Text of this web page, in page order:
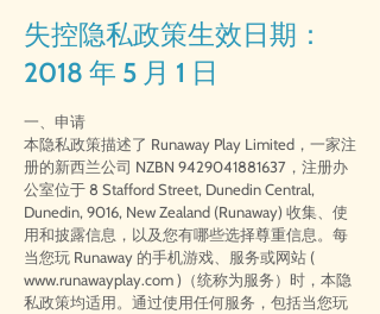
失控隐私政策生效日期：
2018 年 5 月 1 日
一、申请
本隐私政策描述了 Runaway Play Limited，一家注
册的新西兰公司 NZBN 9429041881637 ，注册办
公室位于 8 Stafford Street, Dunedin Central,
Dunedin, 9016, New Zealand (Runaway) 收集、使
用和披露信息，以及您有哪些选择尊重信息。每
当您玩 Runaway 的手机游戏、服务或网站 (
www.runawayplay.com)（统称为服务）时，本隐
私政策均适用。通过使用任何服务，包括当您玩